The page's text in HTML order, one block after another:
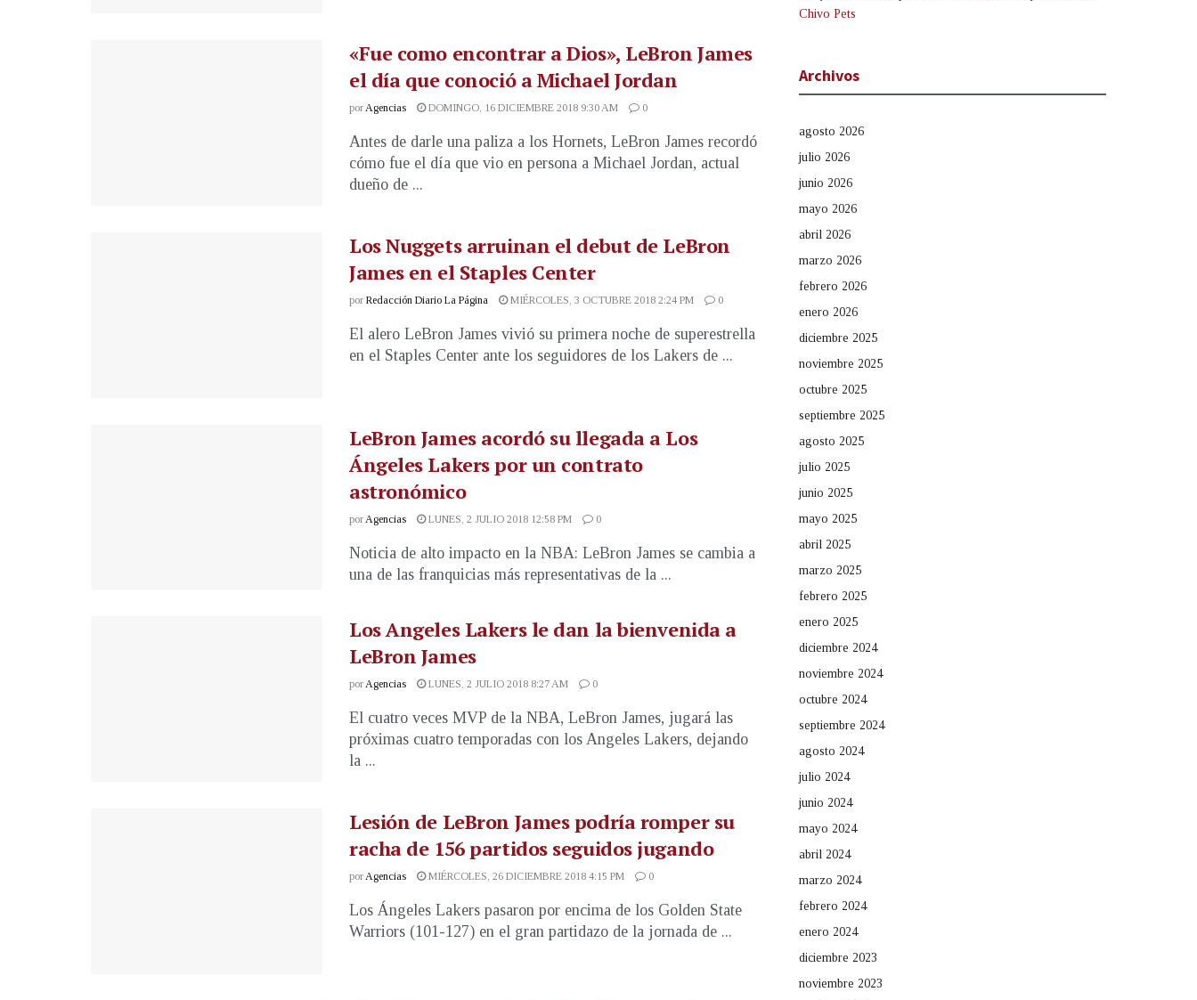
«Fue como encontrar a Dios», LeBron James
el día que conoció a Michael Jordan
por Agencias DOMINGO, 16 DICIEMBRE 2018 9:30 AM 0
Antes de darle una paliza a los Hornets, LeBron James recordó
cómo fue el día que vio en persona a Michael Jordan, actual
dueño de ...
Los Nuggets arruinan el debut de LeBron
James en el Staples Center
por Redacción Diario La Página MIÉRCOLES, 3 OCTUBRE 2018 2:24 PM 0
El alero LeBron James vivió su primera noche de superestrella
en el Staples Center ante los seguidores de los Lakers de ...
LeBron James acordó su llegada a Los
Ángeles Lakers por un contrato
astronómico
por Agencias LUNES, 2 JULIO 2018 12:58 PM 0
Noticia de alto impacto en la NBA: LeBron James se cambia a
una de las franquicias más representativas de la ...
Los Angeles Lakers le dan la bienvenida a
LeBron James
porAgencias LUNES, 2 JULIO 2018 8:27 AM 0
El cuatro veces MVP de la NBA, LeBron James, jugará las
próximas cuatro temporadas con los Angeles Lakers, dejando
la ...
Lesión de LeBron James podría romper su
racha de 156 partidos seguidos jugando
porAgencias MIÉRCOLES, 26 DICIEMBRE 2018 4:15 PM 0
Los Ángeles Lakers pasaron por encima de los Golden State
Warriors (101-127) en el gran partidazo de la jornada de ...
Chivo Pets
Archivos
agosto 2026
julio 2026
junio 2026
mayo 2026
abril 2026
marzo 2026
febrero 2026
enero 2026
diciembre 2025
noviembre 2025
octubre 2025
septiembre 2025
agosto 2025
julio 2025
junio 2025
mayo 2025
abril 2025
marzo 2025
febrero 2025
enero 2025
diciembre 2024
noviembre 2024
octubre 2024
septiembre 2024
agosto 2024
julio 2024
junio 2024
mayo 2024
abril 2024
marzo 2024
febrero 2024
enero 2024
diciembre 2023
noviembre 2023